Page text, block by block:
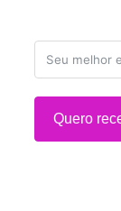
Quero